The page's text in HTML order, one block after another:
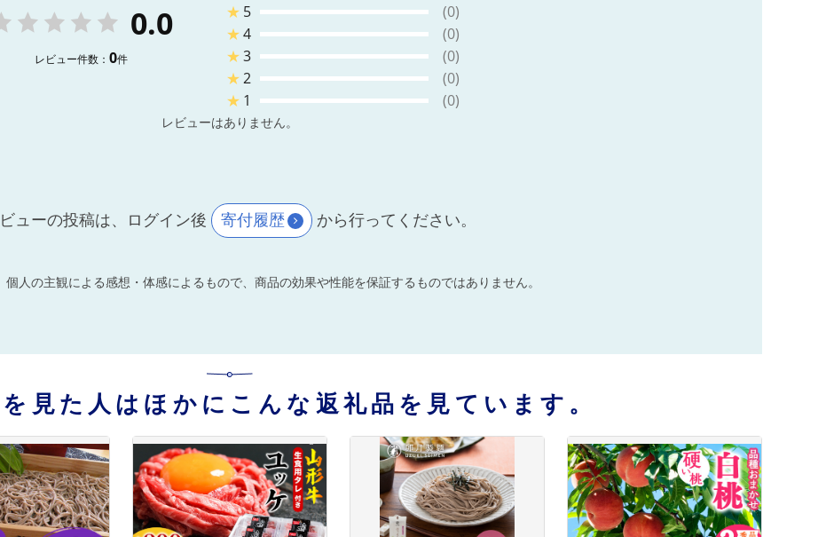
0.0
レビュー件数： 0件
★ 5
(0)
★4
(0)
★3
(0)
★2
(0)
★ 1 (0)
レビューはありません。
ューの投稿は、ログイン後 寄付履歴 から行ってください。
人の主観による感想・体感によるもので、商品の効果や性能を保証するものではありません。
見た人はほかにこんな返礼品を見ています。